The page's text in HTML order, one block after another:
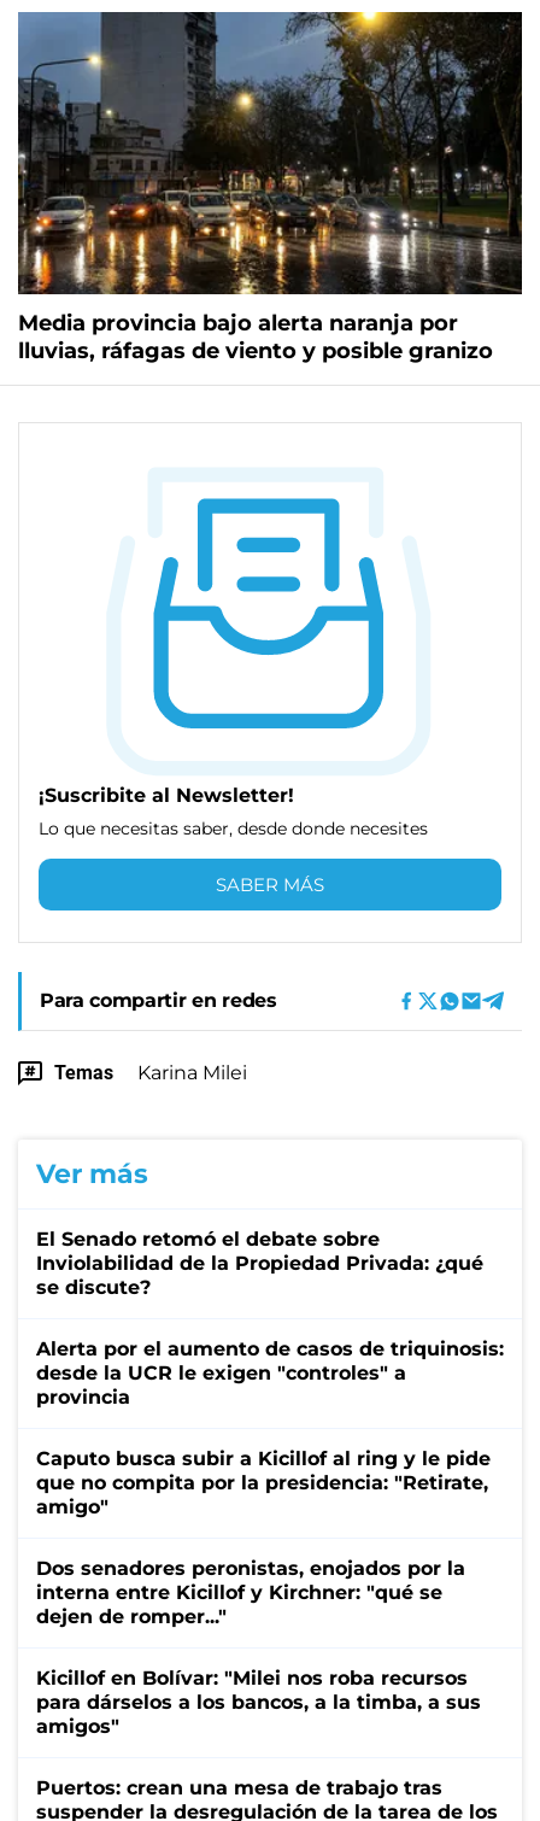
Media provincia bajo alerta naranja por
lluvias, ráfagas de viento y posible granizo
¡Suscribite al Newsletter!
Lo que necesitas saber, desde donde necesites
SABER MÁS
Para compartir en redes
Temas Karina Milei
Ver más
El Senado retomó el debate sobre
Inviolabilidad de la Propiedad Privada: ¿qué
se discute?
Alerta por el aumento de casos de triquinosis:
desde la UCR le exigen "controles" a
provincia
Caputo busca subir a Kicillof al ring y le pide
que no compita por la presidencia: "Retirate,
amigo"
Dos senadores peronistas, enojados por la
interna entre Kicillof y Kirchner: "qué se
dejen de romper..."
Kicillof en Bolívar: "Milei nos roba recursos
para dárselos a los bancos, a la timba, a sus
amigos"
Puertos: crean una mesa de trabajo tras
suspender la desregulación de la tarea de los